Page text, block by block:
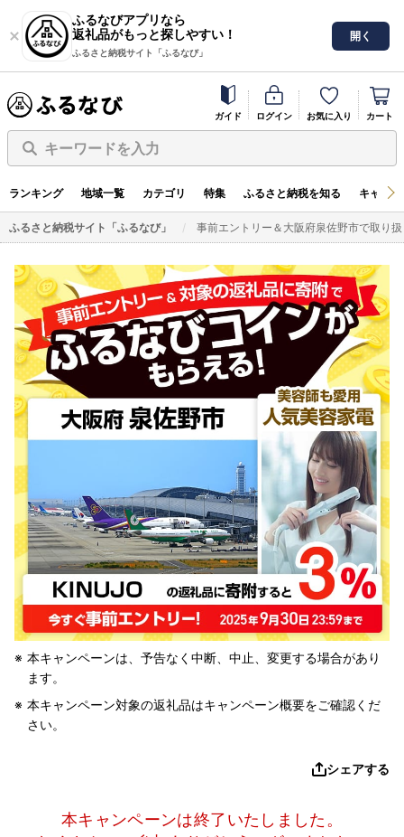
ふるなびアプリなら
返礼品がもっと探しやすい！
ふるさと納税サイト「ふるなび」
開く
ガイド ログイン お気に入り カート
キーワードを入力
ランキング 地域一覧 カテゴリ 特集 ふるさと納税を知る キャン
ふるさと納税サイト「ふるなび」 事前エントリー＆大阪府泉佐野市で取り
本キャンペーンは、予告なく中断、中止、変更する場合があり
ます。
本キャンペーン対象の返礼品はキャンペーン概要をご確認くだ
さい。
シェアする
本キャンペーンは終了いたしました。